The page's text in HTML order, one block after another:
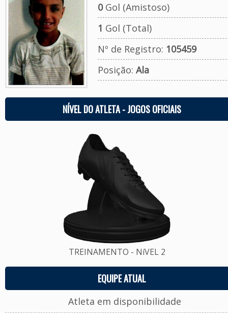
0Gol (Amistoso)
1 Gol (Total)
Nº de Registro: 105459
Posição: Ala
NÍVEL DO ATLETA - JOGOS OFICIAIS
TREINAMENTO - NíVEL 2
EQUIPE ATUAL
Atleta em disponibilidade